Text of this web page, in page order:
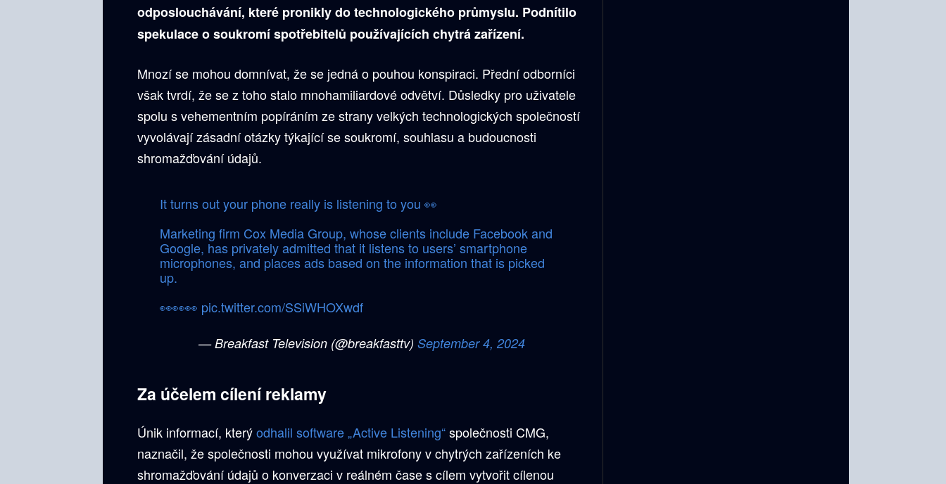
odposlouchávání, které pronikly do technologického průmyslu. Podnítilo
spekulace o soukromí spotřebitelů používajících chytrá zařízení.
Mnozí se mohou domnívat, že se jedná o pouhou konspiraci. Přední odborníci
však tvrdí, že se z toho stalo mnohamiliardové odvětví. Důsledky pro uživatele
spolu s vehementním popíráním ze strany velkých technologických společností
vyvolávají zásadní otázky týkající se soukromí, souhlasu a budoucnosti
shromažďování údajů.
It turns out your phone really is listening to you 👀
Marketing firm Cox Media Group, whose clients include Facebook and
Google, has privately admitted that it listens to users’ smartphone
microphones, and places ads based on the information that is picked
up.
👀👀👀 pic.twitter.com/SSiWHOXwdf
— Breakfast Television (@breakfasttv) September 4, 2024
Za účelem cílení reklamy
Únik informací, kterýodhalil software „Active Listening“společnosti CMG,
naznačil, že společnosti mohou využívat mikrofony v chytrých zařízeních ke
shromažďování údajů o konverzaci v reálném čase s cílem vytvořit cílenou